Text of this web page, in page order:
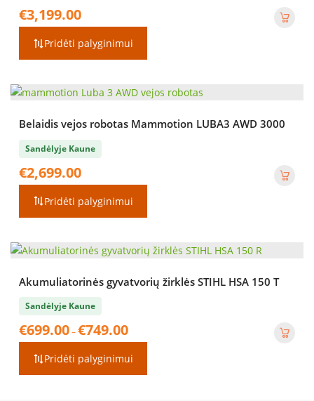
€3,199.00
Pridėti palyginimui
Belaidis vejos robotas Mammotion LUBA3 AWD 3000
Sandėlyje Kaune
€2,699.00
Pridėti palyginimui
Akumuliatorinės gyvatvorių žirklės STIHL HSA 150 T
Sandėlyje Kaune
€699.00–€749.00
€699.00
through
Pridėti palyginimui